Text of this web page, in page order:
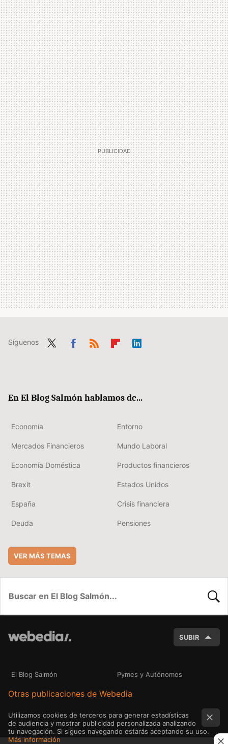
Síguenos
En El Blog Salmón hablamos de...
Economía Entorno
Mercados Financieros Mundo Laboral
Economía Doméstica Productos financieros
Brexit Estados Unidos
España Crisis financiera
Deuda Pensiones
VER MÁS TEMAS
SUBIR
El Blog Salmón Pymes y Autónomos
Otras publicaciones de Webedia
Utilizamos cookies de terceros para generar estadísticas
de audiencia y mostrar publicidad personalizada analizando
tu navegación. Si sigues navegando estarás aceptando su uso.
Más información